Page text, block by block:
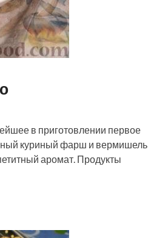
в приготовлении первое
куриный фарш и вермишель
аромат. Продукты